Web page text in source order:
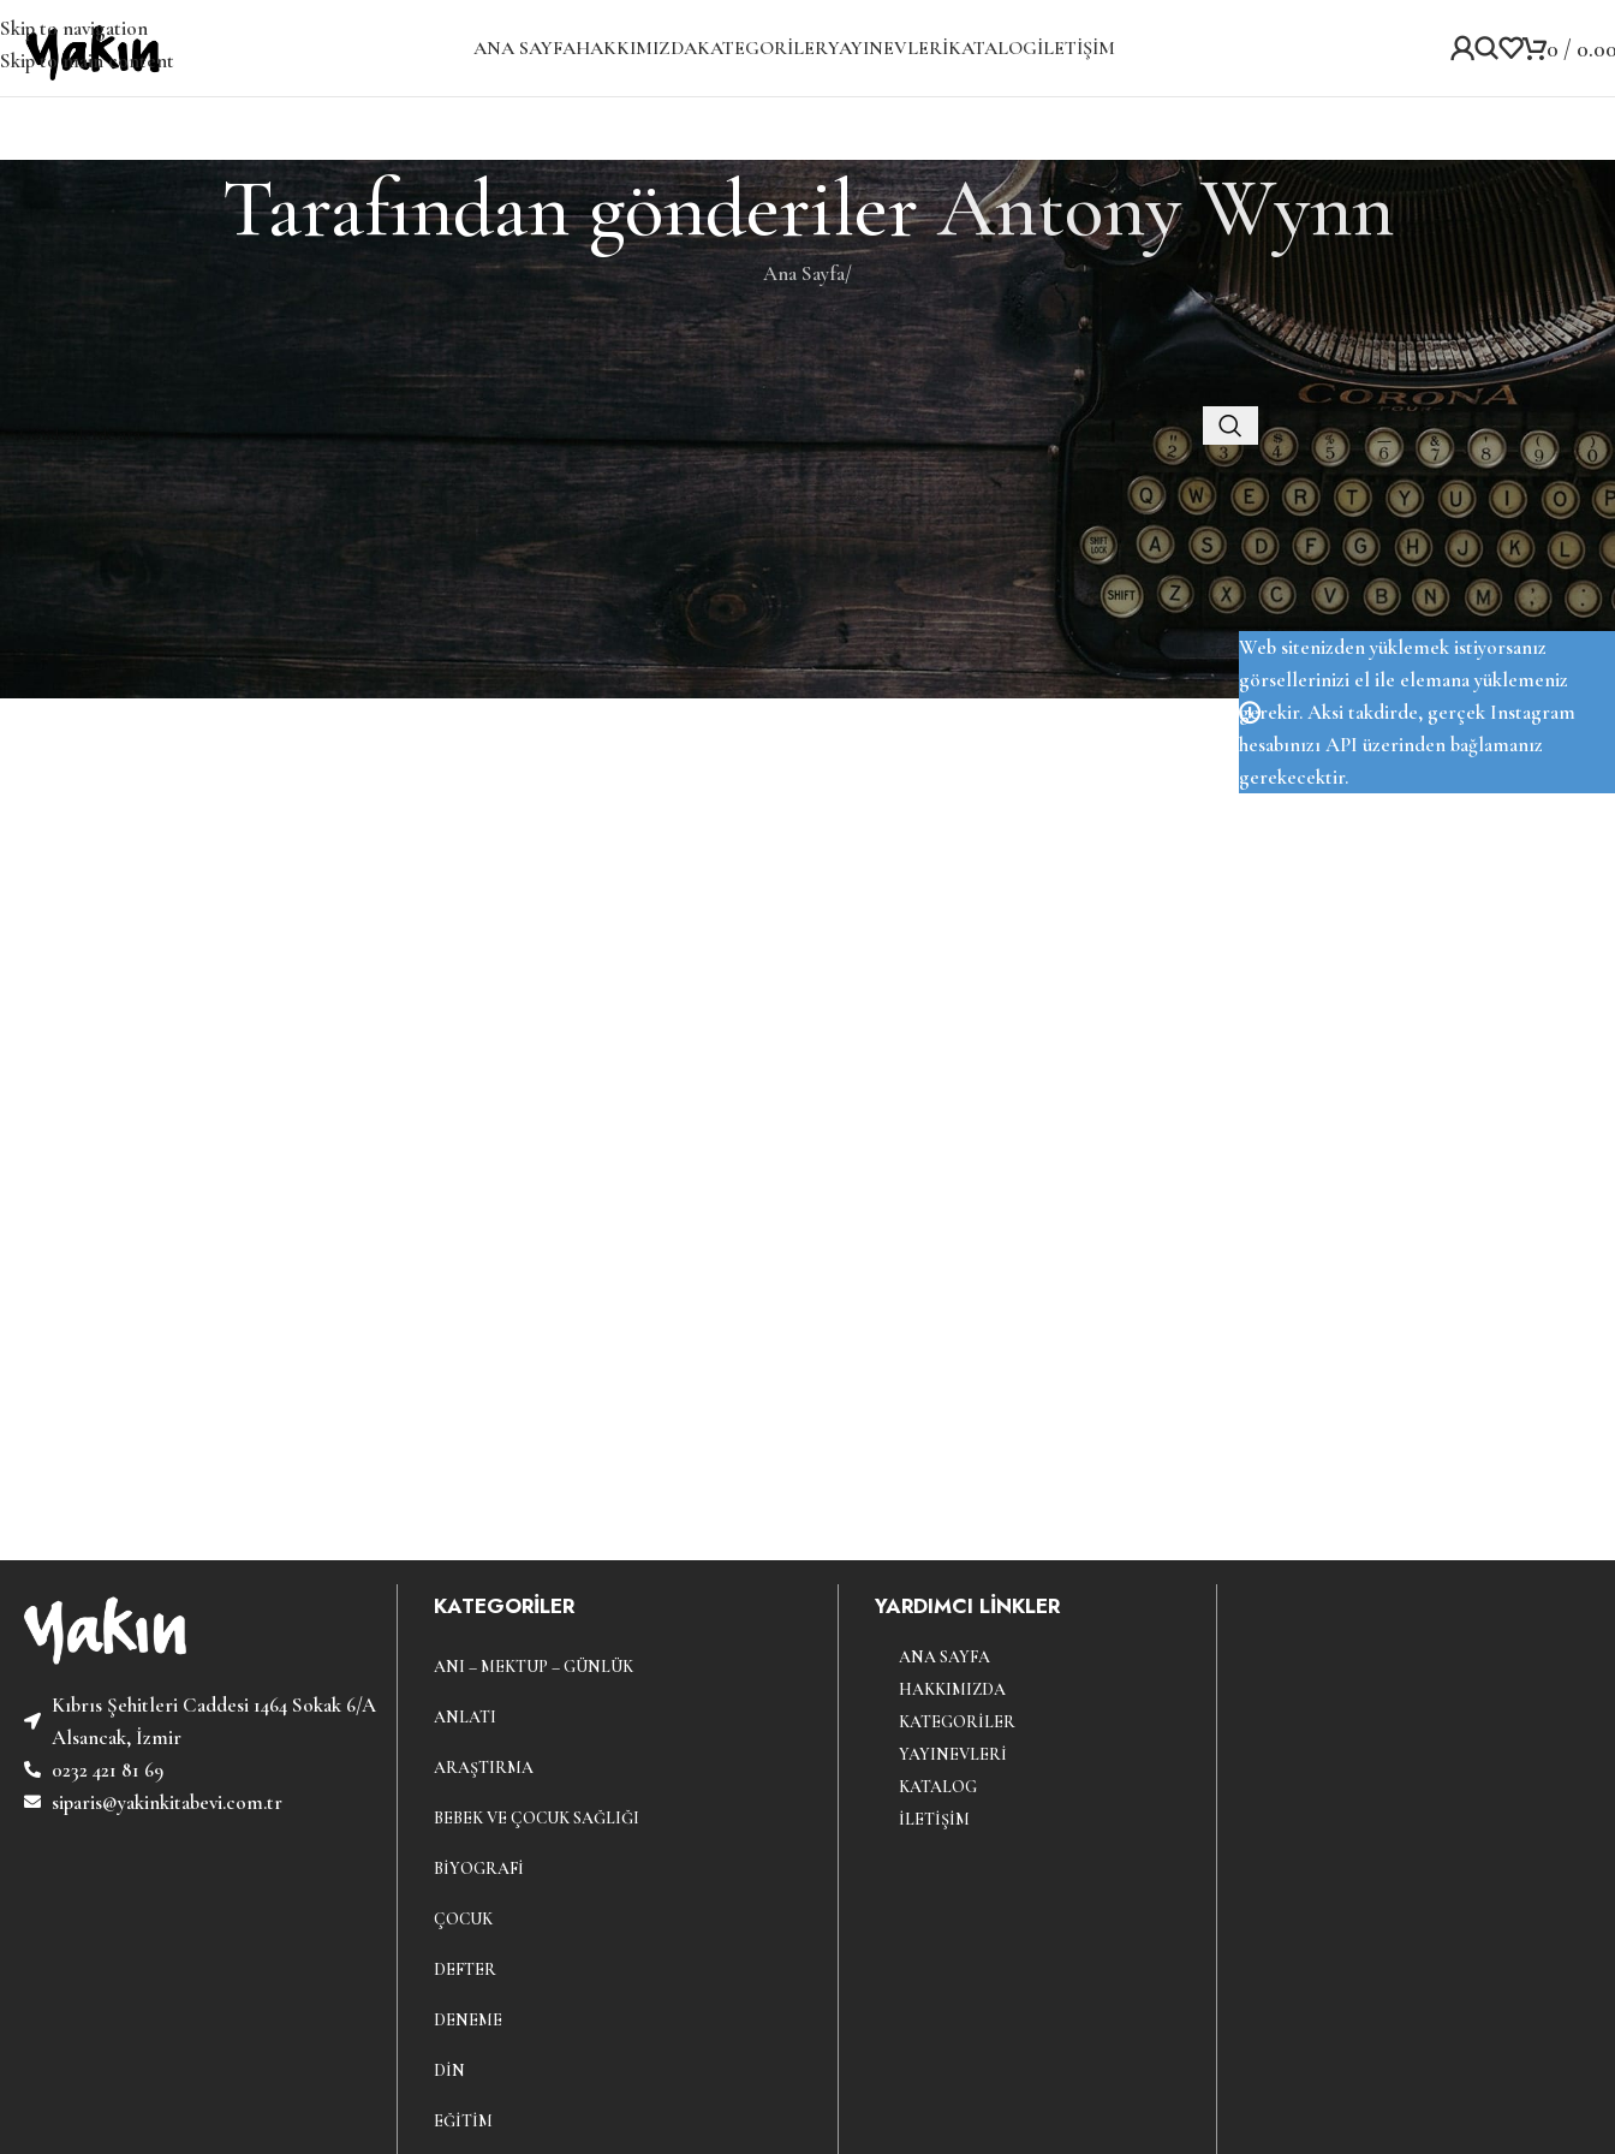
Skip to navigation
Skip to main content
ANA SAYFAHAKKIMIZDAKATEGORILERYAYINEVLERIKATALOGİLETIŞIM 0 /
Tarafından gönderilerAntony Wynn
Ana Sayfa/
Özür dileriz, ancak sonuç bulunamadı. Belki ARAMA yapmak, ilgili bir gönderi bulmanıza yardımcı olacaktır.
Kategoriler
Kategori yok
Recent Posts
OUR INSTAGRAM
Web sitenizden yüklemek istiyorsanız
görsellerinizi el ile elemana yüklemeniz
gerekir. Aksi takdirde, gerçek Instagram
hesabınızı API üzerinden bağlamanız
gerekecektir.
Kıbrıs Şehitleri Caddesi 1464 Sokak 6/A
Alsancak, İzmir
0232 421 81 69
siparis@yakinkitabevi.com.tr
KATEGORİLER
ANI – MEKTUP – GÜNLÜK
ANLATI
ARAŞTIRMA
BEBEK VE ÇOCUK SAĞLIĞI
BIYOGRAFI
ÇOCUK
DEFTER
DENEME
DIN
EĞITIM
YARDIMCI LİNKLER
ANA SAYFA
HAKKIMIZDA
KATEGORILER
YAYINEVLERI
KATALOG
İLETIŞIM